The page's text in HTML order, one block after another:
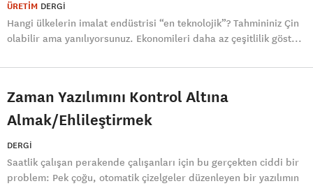
ÜRETİM DERGI
Hangi ülkelerin imalat endüstrisi “en teknolojik”? Tahmininiz Çin
olabilir ama yanılıyorsunuz. Ekonomileri daha az çeşitlilik göst...
Zaman Yazılımını Kontrol Altına
Almak/Ehlileştirmek
DERGI
Saatlik çalışan perakende çalışanları için bu gerçekten ciddi bir
problem: Pek çoğu, otomatik çizelgeler düzenleyen bir yazılımın